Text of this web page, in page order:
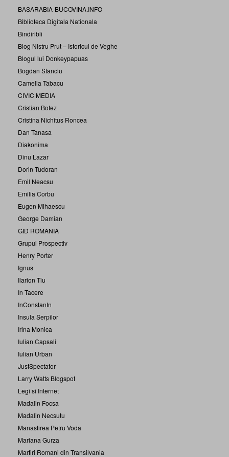
BASARABIA-BUCOVINA.INFO
Biblioteca Digitala Nationala
Bindiribli
Blog Nistru Prut – Istoricul de Veghe
Blogul lui Donkeypapuas
Bogdan Stanciu
Camelia Tabacu
CIVIC MEDIA
Cristian Botez
Cristina Nichitus Roncea
Dan Tanasa
Diakonima
Dinu Lazar
Dorin Tudoran
Emil Neacsu
Emilia Corbu
Eugen Mihaescu
George Damian
GID ROMANIA
Grupul Prospectiv
Henry Porter
Ignus
Ilarion Tiu
In Tacere
InConstanIn
Insula Serpilor
Irina Monica
Iulian Capsali
Iulian Urban
JustSpectator
Larry Watts Blogspot
Legi si Internet
Madalin Focsa
Madalin Necsutu
Manastirea Petru Voda
Mariana Gurza
Martiri Romani din Transilvania